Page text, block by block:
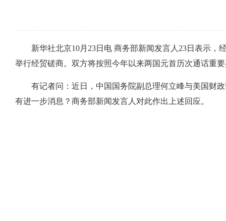
新华社北京10月23日电 商务部新闻发言人23日表示
举行经贸磋商。双方将按照今年以来两国元首历次通话重
有记者问：近日，中国国务院副总理何立峰与美国财
有进一步消息？商务部新闻发言人对此作出上述回应。